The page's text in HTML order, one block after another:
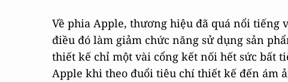
Về phia Apple, thương hiệu đã quá nổi
điều đó làm giảm chức năng sử dụng sản
thiết kế chỉ một vài cổng kết nối hết sức bất
Apple khi theo đuổi tiêu chí thiết kế đến ám